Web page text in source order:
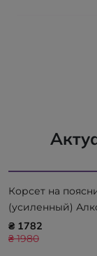
Корсет на
(усиленный)
₴ 1782
₴ 1980